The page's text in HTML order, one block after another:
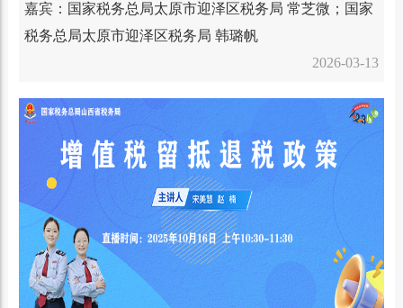
嘉宾：国家税务总局太原市迎泽区税务局 常芝微；国家
税务总局太原市迎泽区税务局 韩璐帆
2026-03-13